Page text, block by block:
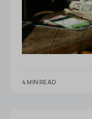
4 MIN READ